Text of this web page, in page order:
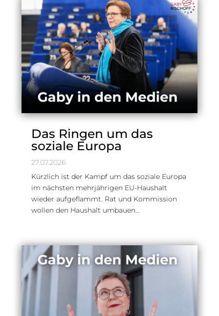
Das Ringen um das
soziale Europa
27.07.2026
Kürzlich ist der Kampf um das soziale Europa
im nächsten mehrjährigen EU-Haushalt
wieder aufgeflammt. Rat und Kommission
wollen den Haushalt umbauen…